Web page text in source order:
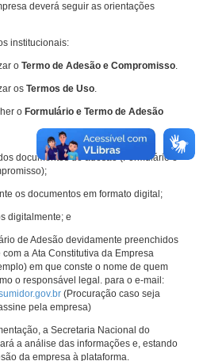
deverá seguir as orientações
institucionais:
o Termo de Adesão e Compromisso.
os Termos de Uso.
o Formulário e Termo de Adesão
documentos de adesão (Formulário e
os documentos em formato digital;
digitalmente; e
de Adesão devidamente preenchidos
a Ata Constitutiva da Empresa
em que conste o nome de quem
o responsável legal. para o e-mail:
(Procuração caso seja
pela empresa)
a Secretaria Nacional do
a análise das informações e, estando
da empresa à plataforma.